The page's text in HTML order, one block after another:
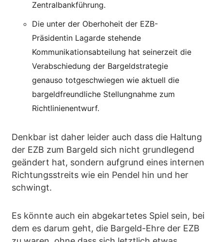
Zentralbankführung.
Die unter der Oberhoheit der EZB-
Präsidentin Lagarde stehende
Kommunikationsabteilung hat seinerzeit die
Verabschiedung der Bargeldstrategie
genauso totgeschwiegen wie aktuell die
bargeldfreundliche Stellungnahme zum
Richtlinienentwurf.
Denkbar ist daher leider auch dass die Haltung
der EZB zum Bargeld sich nicht grundlegend
geändert hat, sondern aufgrund eines internen
Richtungsstreits wie ein Pendel hin und her
schwingt.
Es könnte auch ein abgekartetes Spiel sein, bei
dem es darum geht, die Bargeld-Ehre der EZB